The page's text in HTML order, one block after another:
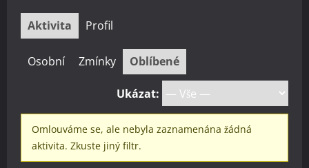
Aktivita Profil
Osobní Zmínky Oblíbené
Ukázat:
Omlouváme se, ale nebyla zaznamenána žádná
aktivita. Zkuste jiný filtr.